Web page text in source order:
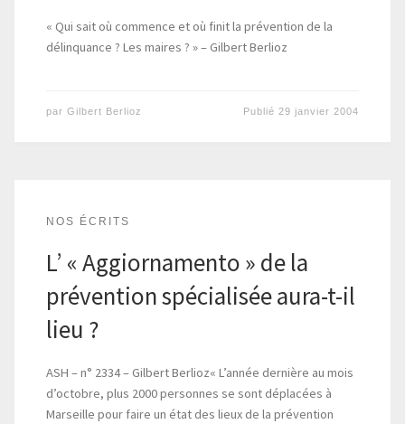
« Qui sait où commence et où finit la prévention de la
délinquance ? Les maires ? » – Gilbert Berlioz
par Gilbert Berlioz Publié29 janvier 2004
NOS ÉCRITS
L’ « Aggiornamento » de la
prévention spécialisée aura-t-il
lieu ?
ASH – n° 2334 – Gilbert Berlioz« L’année dernière au mois
d’octobre, plus 2000 personnes se sont déplacées à
Marseille pour faire un état des lieux de la prévention